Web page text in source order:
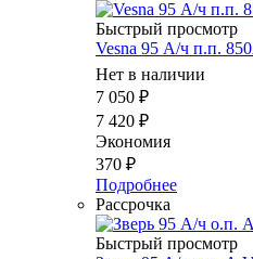
Быстрый просмотр
Vesna 95 А/ч п.п.
Нет в наличии
7 050 ₽
7 420 ₽
Экономия
370 ₽
Подробнее
Рассрочка
Быстрый просмотр